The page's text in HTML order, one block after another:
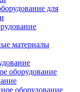
для
материалы
оборудование
оборудование